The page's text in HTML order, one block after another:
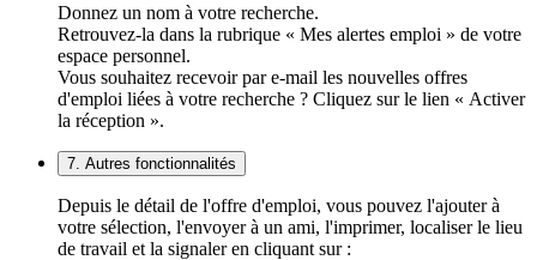
Donnez un nom à votre recherche.
Retrouvez-la dans la rubrique « Mes alertes emploi » de votre
espace personnel.
Vous souhaitez recevoir par e-mail les nouvelles offres
d'emploi liées à votre recherche ? Cliquez sur le lien « Activer
la réception ».
7. Autres fonctionnalités
Depuis le détail de l'offre d'emploi, vous pouvez l'ajouter à
votre sélection, l'envoyer à un ami, l'imprimer, localiser le lieu
de travail et la signaler en cliquant sur :